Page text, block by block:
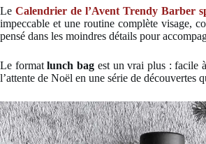
Le Calendrier de l’Avent Trendy Barber
impeccable et une routine complète visage,
pensé dans les moindres détails pour
Le formatlunch bag est un vrai plus : facile
l’attente de Noël en une série de découvertes